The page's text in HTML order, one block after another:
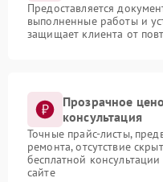
Предоставляется
выполненные работы и
защищает клиента от
Прозрачное
консультация
Точные прайс-листы,
ремонта, отсутствие
бесплатной
сайте